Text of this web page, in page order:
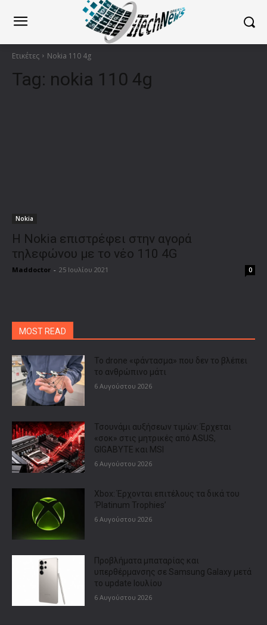
Ετικέτες Nokia 110 4g
Tag: nokia 110 4g
Nokia
Η Nokia επιστρέφει στην αγορά
τηλεφώνου με το νέο 110 4G
Maddoctor - 25 Ιουλίου 2021 0
MOST READ
Το drone «φάντασμα» που δεν το βλέπει
το ανθρώπινο μάτι
6 Αυγούστου 2026
Τσουνάμι αυξήσεων τιμών: Έρχεται
«σοκ» στις μητρικές από ASUS,
GIGABYTE και MSI
6 Αυγούστου 2026
Xbox: Έρχονται επιτέλους τα δικά του
‘Platinum Trophies’
6 Αυγούστου 2026
Προβλήματα μπαταρίας και
υπερθέρμανσης σε Samsung Galaxy μετά
το update Ιουλίου
6 Αυγούστου 2026